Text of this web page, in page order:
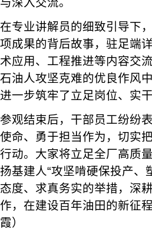
在专业讲解员的细致引导下
项成果的背后故事，驻足端
术应用、工程推进等内容交
石油人攻坚克难的优良作风
进一步筑牢了立足岗位、实
参观结束后，干部员工纷纷
使命、勇于担当作为，切实
行动。大家将立足全厂高质
扬基建人“攻坚啃硬保投产、
态度、求真务实的举措，深
作，在建设百年油田的新征
霞）